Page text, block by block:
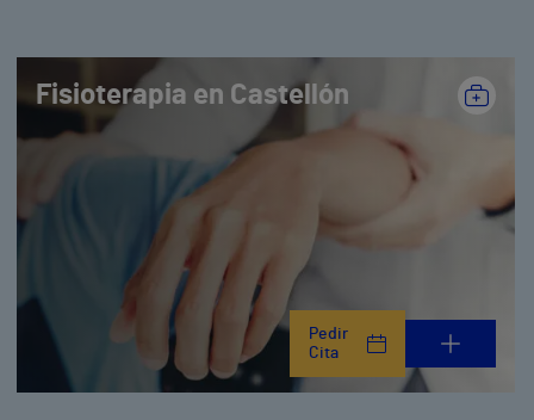
Fisioterapia en Castellón
Pedir
Cita